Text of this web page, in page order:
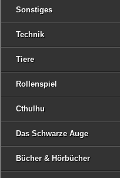
Sonstiges
Technik
Tiere
Rollenspiel
Cthulhu
Das Schwarze Auge
Bücher & Hörbücher